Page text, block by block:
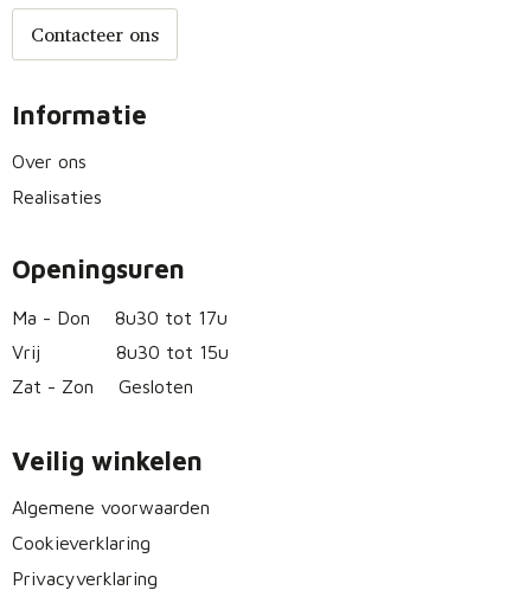
Contacteer ons
Informatie
Over ons
Realisaties
Openingsuren
Ma - Don
8u30 tot 17u
Vrij
8u30 tot 15u
Zat - Zon
Gesloten
Veilig winkelen
Algemene voorwaarden
Cookieverklaring
Privacyverklaring